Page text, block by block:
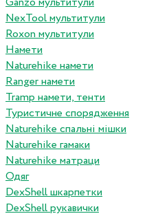
NexTool мультитули
Roxon мультитули
Намети
Naturehike намети
Ranger намети
Tramp намети, тенти
Туристичне спорядження
Naturehike спальні мішки
Naturehike гамаки
Naturehike матраци
Одяг
DexShell шкарпетки
DexShell рукавички